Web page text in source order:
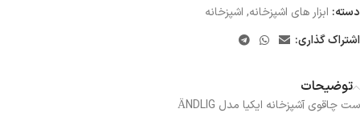
دسته: ابزار های اشپزخانه, اشپزخانه
اشتراک گذاری:
توضیحات
ست چاقوی آشپزخانه ایکیا مدل ÄNDLIG